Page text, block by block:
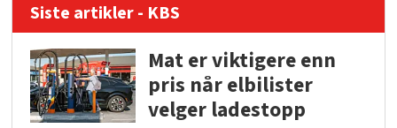
Siste artikler - KBS
Mat er viktigere enn
pris når elbilister
velger ladestopp